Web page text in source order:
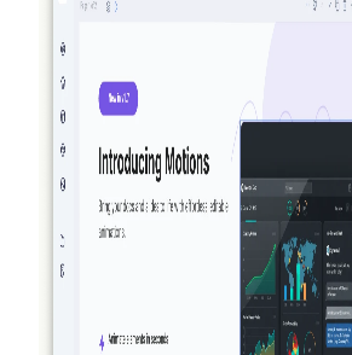
阅读更多
2026-03-27
真正具备代理性：NextDocs
并改进你的文档与演示文稿
NextDocs 不再只是生成并寄希望于
本，AI 会创建你的文档、对所生成
审查并进行改进——在你看到结果之
程。没有其他 AI 文档或演示工具能
阅读更多